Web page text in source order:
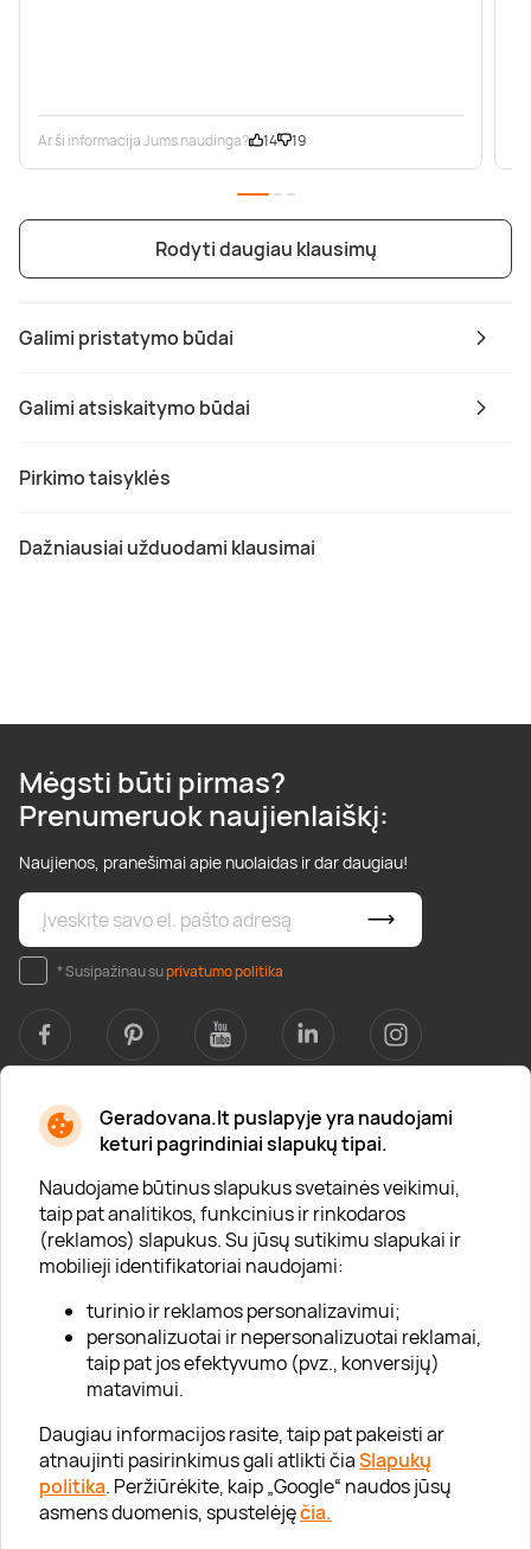
Geradovana.lt puslapyje yra naudojami
keturi pagrindiniai slapukų tipai.
Naudojame būtinus slapukus svetainės veikimui,
taip pat analitikos, funkcinius ir rinkodaros
(reklamos) slapukus. Su jūsų sutikimu slapukai ir
mobilieji identifikatoriai naudojami:
turinio ir reklamos personalizavimui;
personalizuotai ir nepersonalizuotai reklamai,
taip pat jos efektyvumo (pvz., konversijų)
matavimui.
Daugiau informacijos rasite, taip pat pakeisti ar
atnaujinti pasirinkimus gali atlikti čiaSlapukų
politika. Peržiūrėkite, kaip „Google“ naudos jūsų
asmens duomenis, spustelėjęčia.
Galimi pristatymo būdai
Galimi atsiskaitymo būdai
Pirkimo taisyklės
Dažniausiai užduodami klausimai
Ar ši informacija Jums naudinga? 14 19
Rodyti daugiau klausimų
Mėgsti būti pirmas?
Prenumeruok naujienlaiškį:
Naujienos, pranešimai apie nuolaidas ir dar daugiau!
* Susipažinau suprivatumo politika
Apie mus
Apie „Gera Dovana“
Lojalumo klubas
Karjera
Visi partneriai
Kontaktai
Tinklaraštis
Informacija